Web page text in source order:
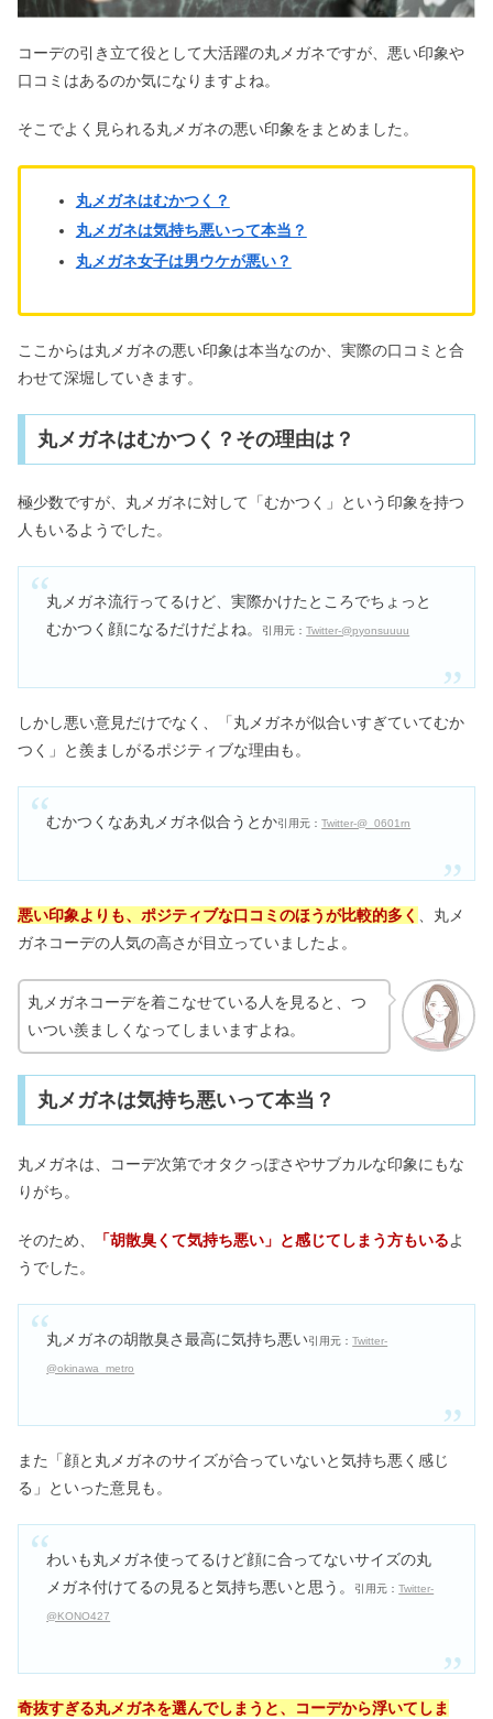
コーデの引き立て役として大活躍の丸メガネですが、悪い印象や
口コミはあるのか気になりますよね。
そこでよく見られる丸メガネの悪い印象をまとめました。
丸メガネはむかつく？
丸メガネは気持ち悪いって本当？
丸メガネ女子は男ウケが悪い？
ここからは丸メガネの悪い印象は本当なのか、実際の口コミと合
わせて深堀していきます。
丸メガネはむかつく？その理由は？
極少数ですが、丸メガネに対して「むかつく」という印象を持つ
人もいるようでした。
丸メガネ流行ってるけど、実際かけたところでちょっと
むかつく顔になるだけだよね。
引用元：Twitter-@pyonsuuuu
しかし悪い意見だけでなく、「丸メガネが似合いすぎていてむか
つく」と羨ましがるポジティブな理由も。
むかつくなあ丸メガネ似合うとか引用元：Twitter-@_0601rn
悪い印象よりも、ポジティブな口コミのほうが比較的多く
、丸メ
ガネコーデの人気の高さが目立っていましたよ。
丸メガネコーデを着こなせている人を見ると、つ
いつい羨ましくなってしまいますよね。
丸メガネは気持ち悪いって本当？
丸メガネは、コーデ次第でオタクっぽさやサブカルな印象にもな
りがち。
そのため、 「胡散臭くて気持ち悪い」と感じてしまう方もいるよ
うでした。
丸メガネの胡散臭さ最高に気持ち悪い引用元：Twitter-
@okinawa_metro
また「顔と丸メガネのサイズが合っていないと気持ち悪く感じ
る」といった意見も。
わいも丸メガネ使ってるけど顔に合ってないサイズの丸
メガネ付けてるの見ると気持ち悪いと思う。
引用元：Twitter-
@KONO427
奇抜すぎる丸メガネを選んでしまうと、コーデから浮いてしま